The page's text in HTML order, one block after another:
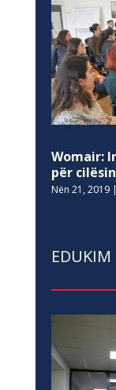
Womair:
për
Nën 21, 2019|
EDUKIM